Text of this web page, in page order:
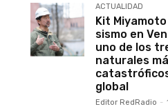
ACTUALIDAD
Kit
sismo en
uno de los
naturales
global
Editor RedRadio -